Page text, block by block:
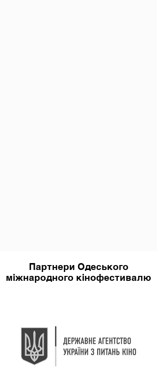
Партнери Одеського
міжнародного кінофестивалю